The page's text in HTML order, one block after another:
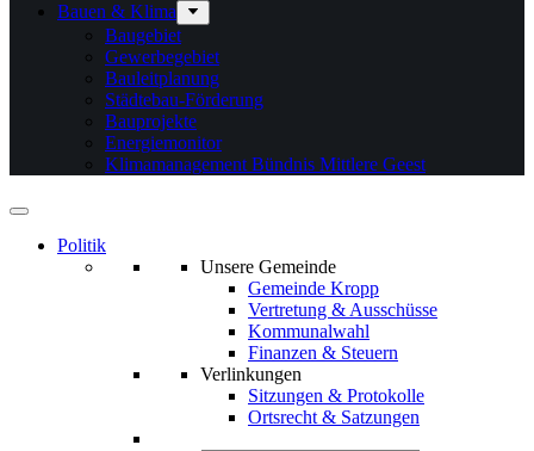
Bauen & Klima
Baugebiet
Gewerbegebiet
Bauleitplanung
Städtebau-Förderung
Bauprojekte
Energiemonitor
Klimamanagement Bündnis Mittlere Geest
Politik
Unsere Gemeinde
Gemeinde Kropp
Vertretung & Ausschüsse
Kommunalwahl
Finanzen & Steuern
Verlinkungen
Sitzungen & Protokolle
Ortsrecht & Satzungen